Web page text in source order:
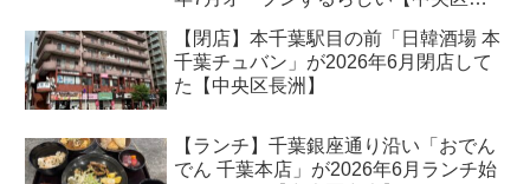
【閉店】本千葉駅目の前「日韓酒場 本
千葉チュバン」が2026年6月閉店して
た【中央区長洲】
【ランチ】千葉銀座通り沿い「おでん
でん 千葉本店」が2026年6月ランチ始